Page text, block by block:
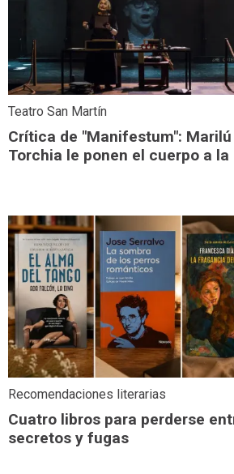
Teatro San Martín
Crítica de "Manifestum":
Torchia le ponen el cuerpo a
Recomendaciones literarias
Cuatro libros para perderse
secretos y fugas